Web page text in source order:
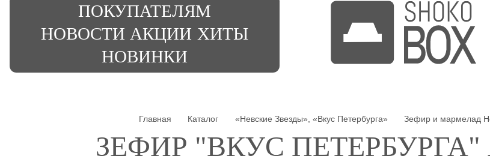
ПОКУПАТЕЛЯМ
НОВОСТИ АКЦИИ ХИТЫ
НОВИНКИ
Главная Каталог «Невские Звезды», «Вкус Петербурга» Зефир и мармелад
ЗЕФИР "ВКУС ПЕТЕРБУРГА"